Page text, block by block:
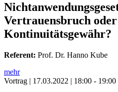
Vertrauensbruch oder
Kontinuitätsgewähr?
Referent: Prof. Dr. Hanno Kube
mehr
Vortrag | 17.03.2022 | 18:00 -